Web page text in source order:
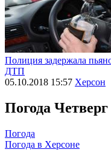
Полиция задержала
ДТП
05.10.2018 15:57 Херсон
Погода Четверг
Погода
Погода в Херсоне